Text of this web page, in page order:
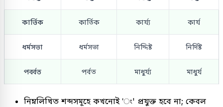
কার্ত্তিক কার্তিক কার্য্য কার্য
ধর্মসভা ধর্মসভা নিদ্দিষ্ট নির্দিষ্ট
পর্ব্বত পর্বত মাধুর্য্য মাধুর্য
নিম্নলিখিত শব্দসমূহে কখনোই 'ং' প্রযুক্ত হবে না; কেবল